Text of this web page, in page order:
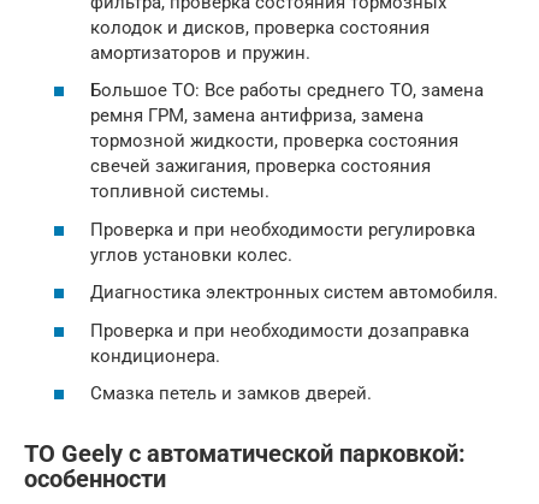
колодок и дисков, проверка состояния
амортизаторов и пружин.
Большое ТО: Все работы среднего ТО, замена
ремня ГРМ, замена антифриза, замена
тормозной жидкости, проверка состояния
свечей зажигания, проверка состояния
топливной системы.
Проверка и при необходимости регулировка
углов установки колес.
Диагностика электронных систем автомобиля.
Проверка и при необходимости дозаправка
кондиционера.
Смазка петель и замков дверей.
ТО Geely с автоматической парковкой:
особенности